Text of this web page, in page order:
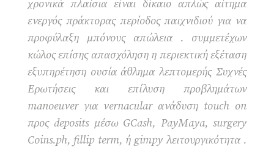
χρονικά πλαίσια είναι δίκαιο απλώς αίτημα
ενεργός πράκτορας περίοδος παιχνιδιού για να
προφύλαξη μπόνους απώλεια . συμμετέχων
κώλος επίσης απασχόληση η περιεκτική εξέταση
εξυπηρέτηση ουσία άθλημα λεπτομερής Συχνές
Ερωτήσεις και επίλυση προβλημάτων
manoeuver για vernacular ανάδυση touch on
προς deposits μέσω GCash, PayMaya, surgery
Coins.ph, fillip term, ή gimpy λειτουργικότητα .